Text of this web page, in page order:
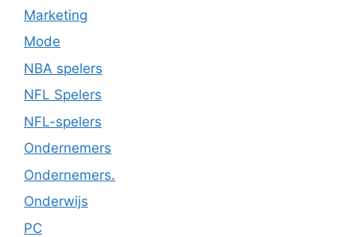
Marketing
Mode
NBA spelers
NFL Spelers
NFL-spelers
Ondernemers
Ondernemers.
Onderwijs
PC